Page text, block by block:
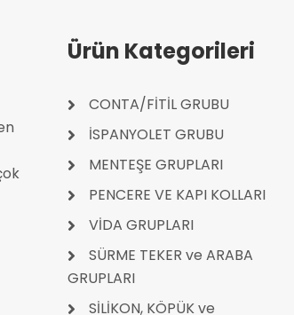
Ürün Kategorileri
CONTA/FİTİL GRUBU
İSPANYOLET GRUBU
MENTEŞE GRUPLARI
PENCERE VE KAPI KOLLARI
VİDA GRUPLARI
SÜRME TEKER ve ARABA
GRUPLARI
SİLİKON, KÖPÜK ve